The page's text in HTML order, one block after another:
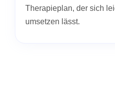
Therapieplan, der sich
umsetzen lässt.